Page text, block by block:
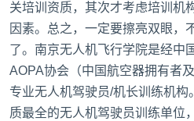
关培训资质，其次才考虑培训机
因素。总之，一定要擦亮双眼，
了。南京无人机飞行学院是经中
AOPA协会（中国航空器拥有者
专业无人机驾驶员/机长训练机
质最全的无人机驾驶员训练单位